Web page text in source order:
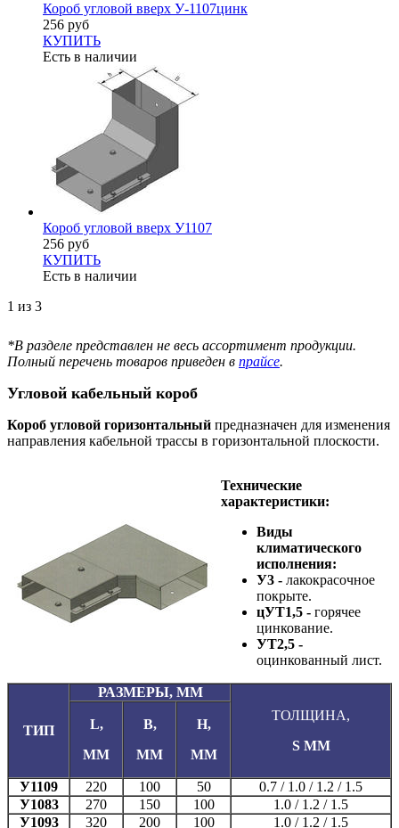
Короб угловой вверх У-1107цинк
256 руб
КУПИТЬ
Есть в наличии
Короб угловой вверх У1107
256 руб
КУПИТЬ
Есть в наличии
1 из 3
*В разделе представлен не весь ассортимент продукции.
Полный перечень товаров приведен в прайсе.
Угловой кабельный короб
Короб угловой горизонтальный предназначен для изменения
направления кабельной трассы в горизонтальной плоскости.
Технические
характеристики:
Виды
климатического
исполнения:
У3 - лакокрасочное
покрыте.
цУТ1,5 - горячее
цинкование.
УТ2,5 -
оцинкованный лист.
ТИП
РАЗМЕРЫ, ММ
ТОЛЩИНА,
S ММ
L,
ММ
B,
ММ
H,
ММ
У1109 220 100 50
0.7 / 1.0 / 1.2 / 1.5
У1083
270 150 100
1.0 / 1.2 / 1.5
У1093
320 200 100 1.0 / 1.2 / 1.5